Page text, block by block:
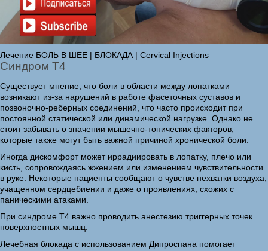
Лечение БОЛЬ В ШЕЕ | БЛОКАДА | Cervical Injections
Синдром Т4
Существует мнение, что боли в области между лопатками
возникают из-за нарушений в работе фасеточных суставов и
позвоночно-реберных соединений, что часто происходит при
постоянной статической или динамической нагрузке. Однако не
стоит забывать о значении мышечно-тонических факторов,
которые также могут быть важной причиной хронической боли.
Иногда дискомфорт может иррадиировать в лопатку, плечо или
кисть, сопровождаясь жжением или изменением чувствительности
в руке. Некоторые пациенты сообщают о чувстве нехватки воздуха,
учащенном сердцебиении и даже о проявлениях, схожих с
паническими атаками.
При синдроме Т4 важно проводить анестезию триггерных точек
поверхностных мышц.
Лечебная блокада с использованием Дипроспана помогает